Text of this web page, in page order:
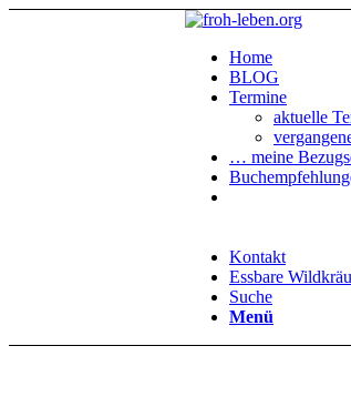
Home
BLOG
Termine
aktuelle
… meine
Kontakt
Essbare
Suche
Menü